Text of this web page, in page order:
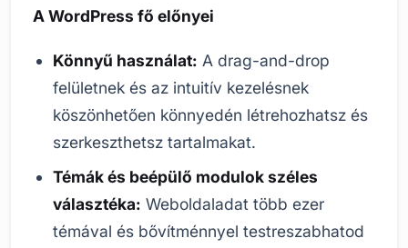
A WordPress fő előnyei
Könnyű használat: A drag-and-drop
felületnek és az intuitív kezelésnek
köszönhetően könnyedén létrehozhatsz és
szerkeszthetsz tartalmakat.
Témák és beépülő modulok széles
választéka: Weboldaladat több ezer
témával és bővítménnyel testreszabhatod